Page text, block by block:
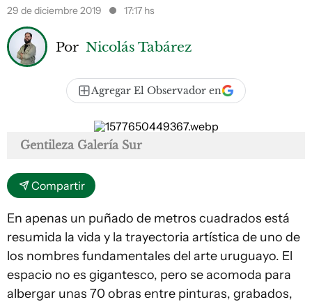
29 de diciembre 2019
17:17 hs
Por Nicolás Tabárez
Agregar El Observador en
Gentileza Galería Sur
Compartir
En apenas un puñado de metros cuadrados está
resumida la vida y la trayectoria artística de uno de
los nombres fundamentales del arte uruguayo. El
espacio no es gigantesco, pero se acomoda para
albergar unas 70 obras entre pinturas, grabados,